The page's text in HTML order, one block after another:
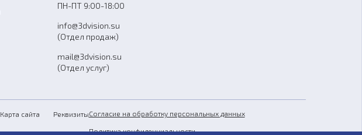
ПН-ПТ 9:00-18:00
info@3dvision.su
(Отдел продаж)
mail@3dvision.su
(Отдел услуг)
Карта сайта РеквизитыСогласие на обработку персональных данных
Политика конфиденциальности